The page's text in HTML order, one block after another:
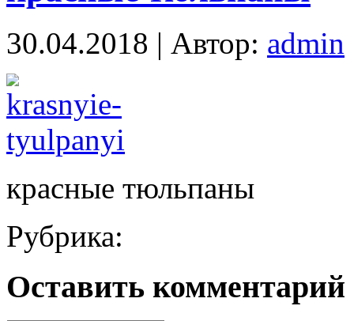
30.04.2018 | Автор: admin
красные тюльпаны
Рубрика:
Оставить комментарий